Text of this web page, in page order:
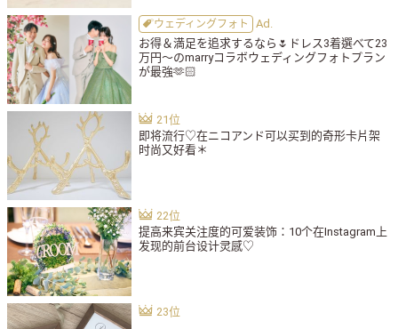
ウェディングフォト
お得＆満足を追求するなら🌷ドレス3着選べて23
万円〜のmarryコラボウェディングフォトプラン
が最強🫶🏻
即将流行♡在ニコアンド可以买到的奇形卡片架
时尚又好看＊
提高来宾关注度的可爱装饰：10个在Instagram上
发现的前台设计灵感♡